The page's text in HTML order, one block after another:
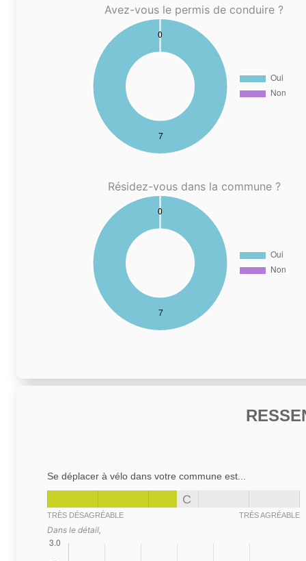
Avez-vous le permis de conduire ?
Résidez-vous dans la commune ?
Se déplacer à vélo dans votre commune est...
C
TRÈS DÉSAGRÉABLE TRÈS AGRÉABLE
Dans le détail,